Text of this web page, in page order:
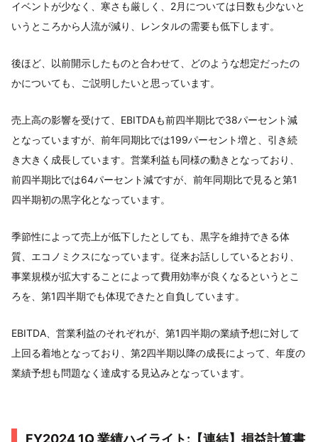
イベントが少なく、寒さも厳しく、2月については日数も少ないと
いうところから人流が減り、レンタルの需要も低下します。
後ほど、以前開示したものと合わせて、どのような想定だったの
かについても、ご説明したいと思っています。
売上高の影響を受けて、EBITDAも前四半期比で38パーセント減
となっていますが、前年同期比では199パーセント増と、引き続
き大きく成長しています。営業利益も同様の動きとなっており、
前四半期比では64パーセント減ですが、前年同期比で見ると第1
四半期初の黒字化となっています。
季節性によって売上が低下したとしても、黒字を維持できる体
質、エコノミクスになっています。従来お話ししているとおり、
事業規模が拡大することによって費用効率が良くなるというとこ
ろを、第1四半期でも体現できたと自負しています。
EBITDA、営業利益のそれぞれが、第1四半期の業績予想に対して
上回る着地となっており、第2四半期以降の成長によって、年度の
業績予想も問題なく達成する見込みとなっています。
FY2024 1Q 業績ハイライト:【連結】損益計算書